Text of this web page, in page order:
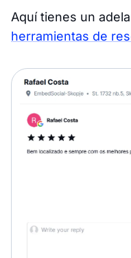
Aquí tienes un
herramientas de